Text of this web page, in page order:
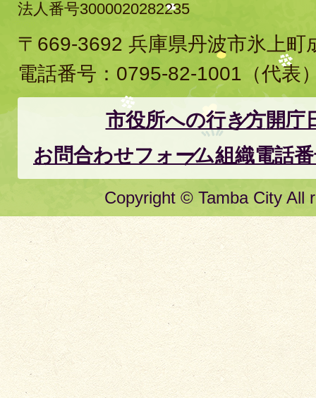
法人番号3000020282235
〒669-3692 兵庫県丹波市氷上町
電話番号： 0795-82-1001 （代表
市役所への行き方開庁
お問合わせフォーム組織電話
Copyright © Tamba City All